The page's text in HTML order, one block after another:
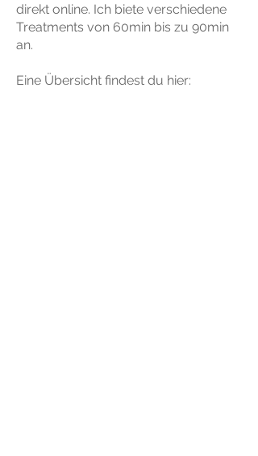
direkt online. Ich biete verschiedene
Treatments von 60min bis zu 90min
an.
Eine Übersicht findest du hier: